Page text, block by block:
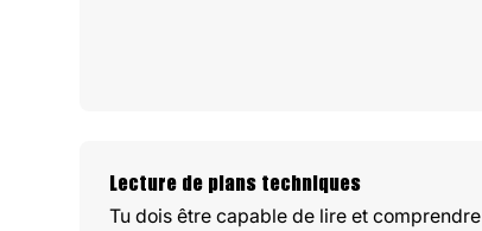
Lecture de plans techniques
Tu dois être capable de lire et comprendre